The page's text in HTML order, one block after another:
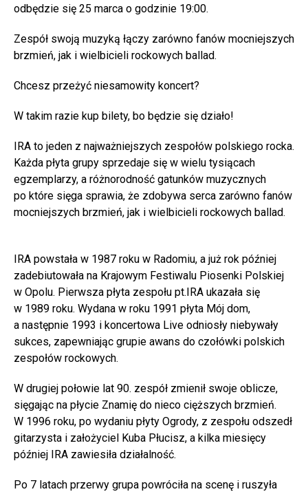
odbędzie się 25 marca o godzinie 19:00.
Zespół swoją muzyką łączy zarówno fanów mocniejszych
brzmień, jak i wielbicieli rockowych ballad.
Chcesz przeżyć niesamowity koncert?
W takim razie kup bilety, bo będzie się działo!
IRA to jeden z najważniejszych zespołów polskiego rocka.
Każda płyta grupy sprzedaje się w wielu tysiącach
egzemplarzy, a różnorodność gatunków muzycznych
po które sięga sprawia, że zdobywa serca zarówno fanów
mocniejszych brzmień, jak i wielbicieli rockowych ballad.
IRA powstała w 1987 roku w Radomiu, a już rok później
zadebiutowała na Krajowym Festiwalu Piosenki Polskiej
w Opolu. Pierwsza płyta zespołu pt.IRA ukazała się
w 1989 roku. Wydana w roku 1991 płyta Mój dom,
a następnie 1993 i koncertowa Live odniosły niebywały
sukces, zapewniając grupie awans do czołówki polskich
zespołów rockowych.
W drugiej połowie lat 90. zespół zmienił swoje oblicze,
sięgając na płycie Znamię do nieco cięższych brzmień.
W 1996 roku, po wydaniu płyty Ogrody, z zespołu odszedł
gitarzysta i założyciel Kuba Płucisz, a kilka miesięcy
później IRA zawiesiła działalność.
Po 7 latach przerwy grupa powróciła na scenę i ruszyła